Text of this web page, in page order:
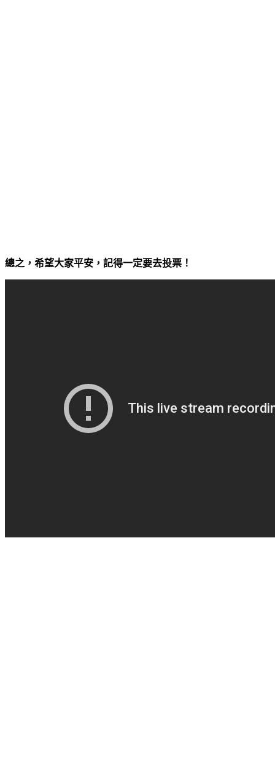
總之，希望大家平安，記得一定要去投票！